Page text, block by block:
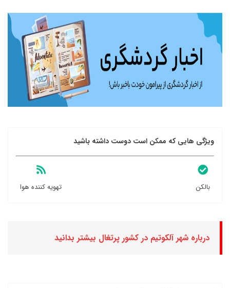
ویژگی هایی که ممکن است دوست داشته باشید
بالکن تهویه کننده هوا
درباره شهر آلکوتیم در کشور پرتغال بیشتر بدانید